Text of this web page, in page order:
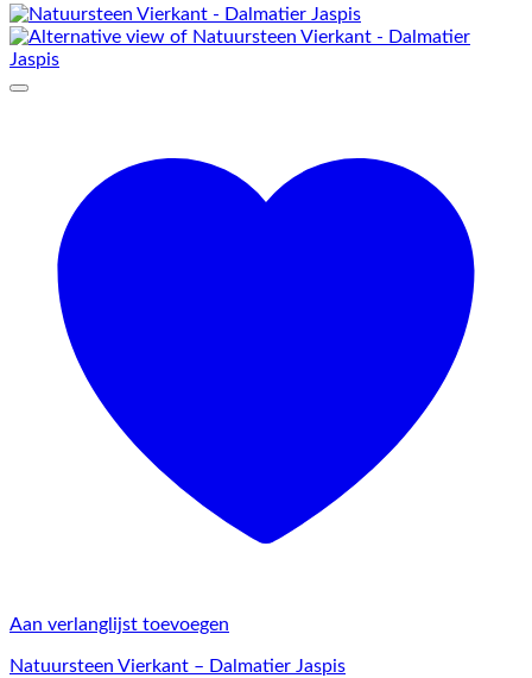
Aan verlanglijst toevoegen
Natuursteen Vierkant – Dalmatier Jaspis